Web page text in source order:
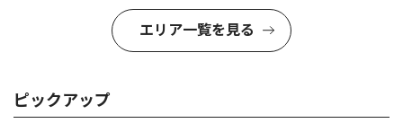
エリア一覧を見る
ピックアップ